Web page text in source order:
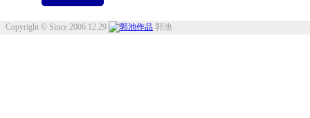
Copyright © Since 2006.12.29 郭池